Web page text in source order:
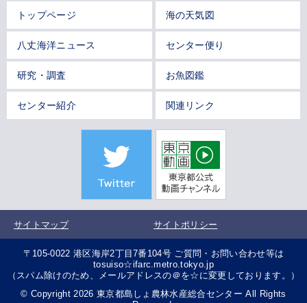
トップページ 海の天気図
八丈海洋ニュース センター便り
研究・調査 お魚図鑑
センター紹介 関連リンク
サイトマップ サイトポリシー
〒105-0022 港区海岸2丁目7番104号 ご質問・お問い合わせ等は
tosuiso☆ifarc.metro.tokyo.jp
（スパム除けのため、メールアドレスの＠を☆に変更しております。）
© Copyright 2026 東京都島しょ農林水産総合センター All Rights